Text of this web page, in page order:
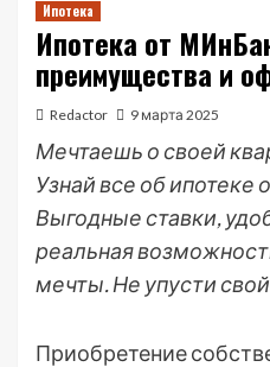
Ипотека
Ипотека от
преимущества и
Redactor 9 марта 2025
Мечтаешь о своей
Узнай все об ипотеке
Выгодные ставки,
реальная
мечты. Не упусти
Приобретение